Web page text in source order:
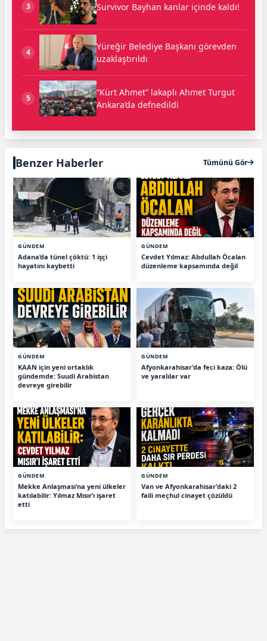
3 Survivor Bayhan kanlar içinde kaldı!
4
Yüreğir Belediye Başkanı görevden
uzaklaştırıldı
5
“Kürt Ahmet” lakaplı Ahmet Turgut
Ankara’da defnedildi
Benzer Haberler Tümünü Gör
GÜNDEM
Adana’da tünel çöktü: 1 işçi
hayatını kaybetti
GÜNDEM
Cevdet Yılmaz: Abdullah Öcalan
düzenleme kapsamında değil
GÜNDEM
KAAN için yeni ortaklık
gündemde: Suudi Arabistan
devreye girebilir
GÜNDEM
Afyonkarahisar'da feci kaza: Ölü
ve yaralılar var
GÜNDEM
Mekke Anlaşması’na yeni ülkeler
katılabilir: Yılmaz Mısır’ı işaret
etti
GÜNDEM
Van ve Afyonkarahisar'daki 2
faili meçhul cinayet çözüldü